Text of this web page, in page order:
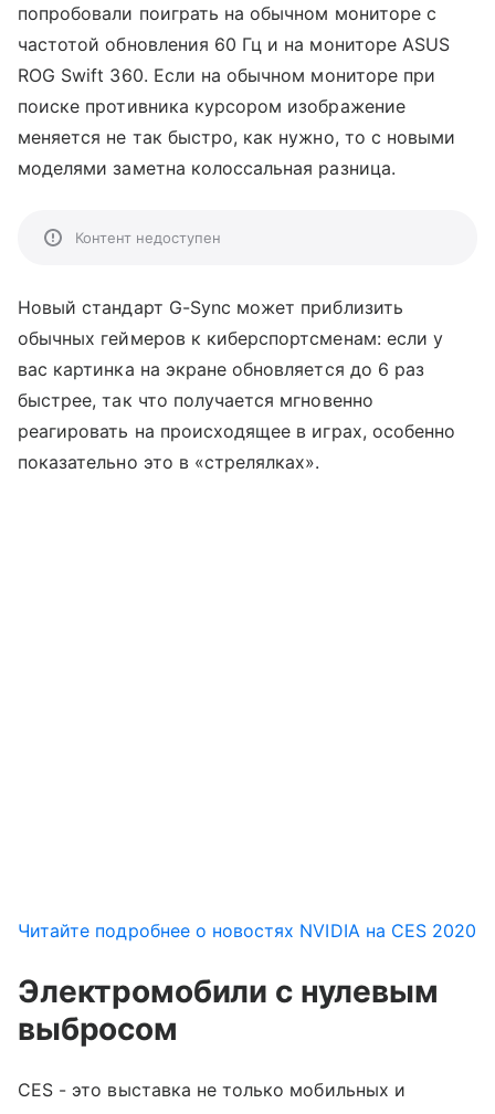
попробовали поиграть на обычном мониторе с
частотой обновления 60 Гц и на мониторе ASUS
ROG Swift 360. Если на обычном мониторе при
поиске противника курсором изображение
меняется не так быстро, как нужно, то с новыми
моделями заметна колоссальная разница.
Контент недоступен
Новый стандарт G-Sync может приблизить
обычных геймеров к киберспортсменам: если у
вас картинка на экране обновляется до 6 раз
быстрее, так что получается мгновенно
реагировать на происходящее в играх, особенно
показательно это в «стрелялках».
Читайте подробнее о новостях NVIDIA на CES 2020
Электромобили с нулевым
выбросом
CES - это выставка не только мобильных и